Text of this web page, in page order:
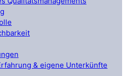
& eigene Unterkünfte